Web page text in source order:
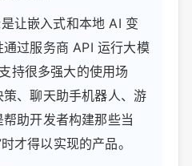
让嵌入式和本地 AI 变
过服务商 API 运行大模
持很多强大的使用场
、聊天助手机器人、游
助开发者构建那些当
才得以实现的产品。